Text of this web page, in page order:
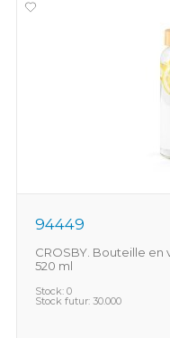
94449
CROSBY. Bouteille
520 ml
Stock: 0
Stock futur: 30.000